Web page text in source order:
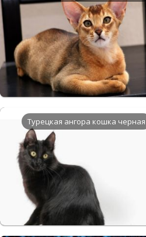
Турецкая ангора кошка черная